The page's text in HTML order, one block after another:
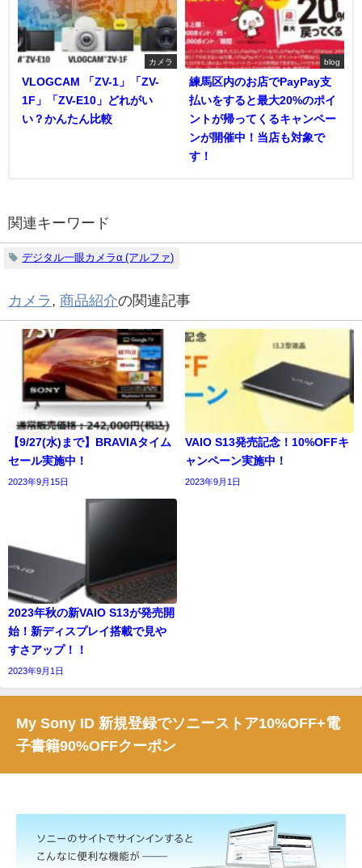
カメラ
VLOGCAM 「ZV-1」「ZV-
1F」「ZV-E10」どれがい
い？かんたん比較
blog
練馬区内のお店でPayPay支
払いをすると最大20%のポイ
ントが帰ってくるキャンペー
ンが開催中！当店も対象で
す！
関連キーワード
デジタル一眼カメラα (アルファ)
カメラ , 商品紹介の関連記事
【9/27(水)まで】BRAVIAタイム
セール実施中！
2023年9月15日
VAIO S13発売記念！10%OFFキ
ャンペーン実施中！
2023年9月1日
2023年秋の新VAIO S13が発売開
始！新ディスプレイ搭載で見や
すさアップ！！
2023年9月1日
My Sony ID 新規登録でソニーストア10%OFF+電
子書籍90%OFFクーポン